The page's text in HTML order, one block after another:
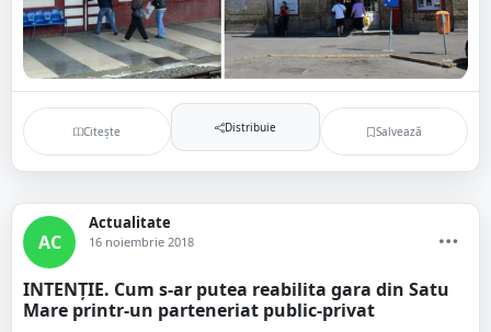
Citește Distribuie Salvează
AC
Actualitate
16 noiembrie 2018
INTENȚIE. Cum s-ar putea reabilita gara din Satu
Mare printr-un parteneriat public-privat